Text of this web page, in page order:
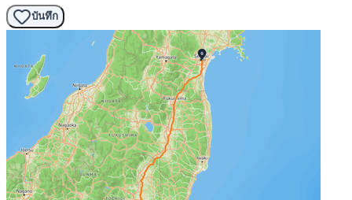
บันทึก